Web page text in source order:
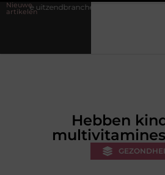
Nieuwe
artikelenhelpt je efficiënter werken
Hebben